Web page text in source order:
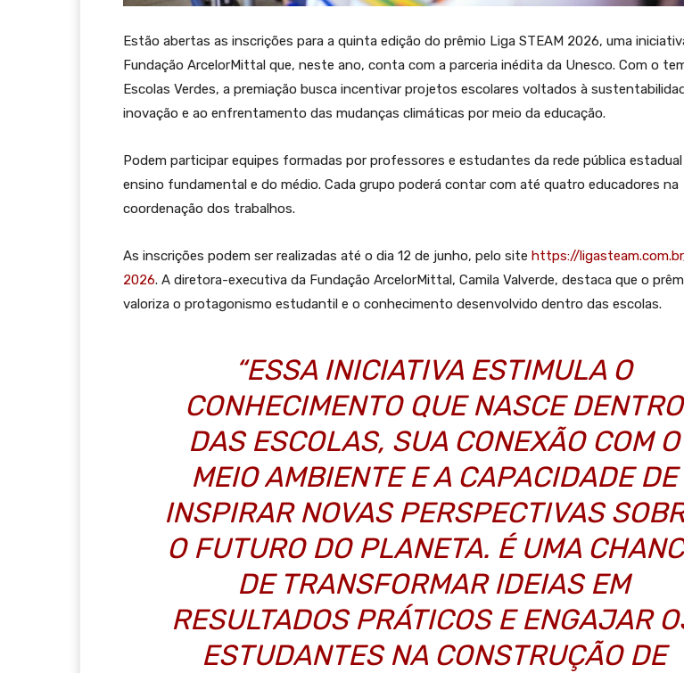
Estão abertas as inscrições para a quinta edição do prêmio Liga STEAM 2026, uma
Fundação ArcelorMittal que, neste ano, conta com a parceria inédita da Unesco. Com o
Escolas Verdes, a premiação busca incentivar projetos escolares voltados à
inovação e ao enfrentamento das mudanças climáticas por meio da educação.
Podem participar equipes formadas por professores e estudantes da rede pública
ensino fundamental e do médio. Cada grupo poderá contar com até quatro educadores na
coordenação dos trabalhos.
As inscrições podem ser realizadas até o dia 12 de junho, pelo site https://
2026. A diretora-executiva da Fundação ArcelorMittal, Camila Valverde, destaca que o
valoriza o protagonismo estudantil e o conhecimento desenvolvido dentro das escolas.
“ESSA INICIATIVA ESTIMULA O
CONHECIMENTO QUE NASCE DENTRO
DAS ESCOLAS, SUA CONEXÃO COM O
MEIO AMBIENTE E A CAPACIDADE DE
INSPIRAR NOVAS PERSPECTIVAS
O FUTURO DO PLANETA. É UMA
DE TRANSFORMAR IDEIAS EM
RESULTADOS PRÁTICOS E ENGAJAR
ESTUDANTES NA CONSTRUÇÃO DE